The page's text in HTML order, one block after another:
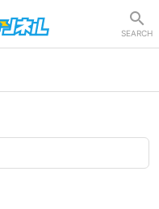
SEARCH